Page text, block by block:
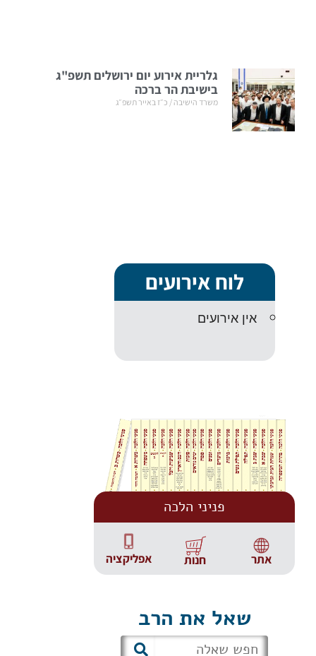
לוח אירועים
אין אירועים
פניני הלכה
אתר חנות אפליקציה
שאל את הרב
גלריית אירוע יום ירושלים תשפ"ג
בישיבת הר ברכה
משרד הישיבה כ״ז באייר תשפ״ג